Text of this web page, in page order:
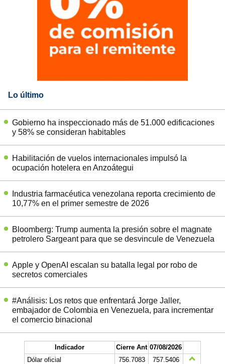
Lo último
Gobierno ha inspeccionado más de 51.000 edificaciones
y 58% se consideran habitables
Habilitación de vuelos internacionales impulsó la
ocupación hotelera en Anzoátegui
Industria farmacéutica venezolana reporta crecimiento de
10,77% en el primer semestre de 2026
Bloomberg: Trump aumenta la presión sobre el magnate
petrolero Sargeant para que se desvincule de Venezuela
Apple y OpenAI escalan su batalla legal por robo de
secretos comerciales
#Análisis: Los retos que enfrentará Jorge Jaller,
embajador de Colombia en Venezuela, para incrementar
el comercio binacional
Indicador Cierre Ant 07/08/2026
Dólar oficial
756.7083
757.5406